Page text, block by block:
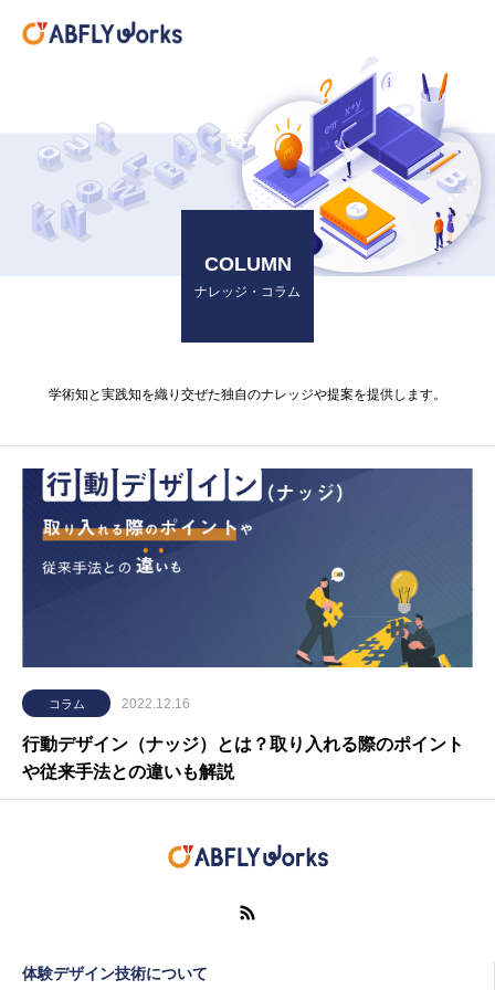
奪う
COLUMN
ナレッジ・コラム
学術知と実践知を織り交ぜた独自のナレッジや提案を提供します。
コラム 2022.12.16
行動デザイン（ナッジ）とは？取り入れる際のポイント
や従来手法との違いも解説
体験デザイン技術について